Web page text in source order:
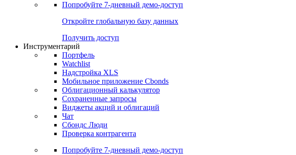
Попробуйте 7-дневный демо-доступ
Откройте глобальную базу данных
Получить доступ
Инструментарий
Портфель
Watchlist
Надстройка XLS
Мобильное приложение Cbonds
Облигационный калькулятор
Сохраненные запросы
Виджеты акций и облигаций
Чат
Сбондс Люди
Проверка контрагента
Попробуйте 7-дневный демо-доступ